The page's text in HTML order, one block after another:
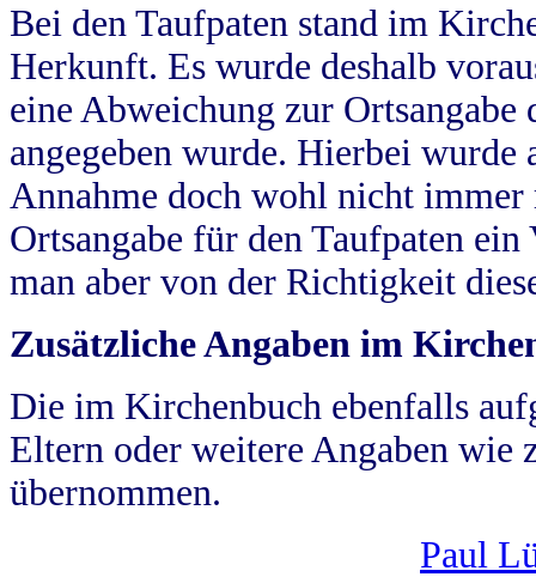
Bei den Taufpaten stand im
Herkunft. Es wurde deshalb
eine Abweichung zur
angegeben wurde. Hierbei wurde
Annahme doch wohl nicht
Ortsangabe für den Taufpaten
man aber von der Richtigkeit
Zusätzliche Angaben im
Die im Kirchenbuch ebenfalls
Eltern oder weitere Angaben wie
übernommen.
Paul